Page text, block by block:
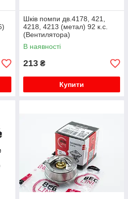
Шків помпи дв.4178, 421,
4218, 4213 (метал) 92 к.с.
(Вентилятора)
В наявності
213 ₴
Купити